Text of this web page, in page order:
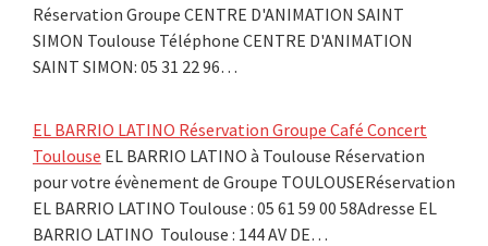
Réservation Groupe CENTRE D'ANIMATION SAINT
SIMON Toulouse Téléphone CENTRE D'ANIMATION
SAINT SIMON: 05 31 22 96…
EL BARRIO LATINO Réservation Groupe Café Concert
Toulouse EL BARRIO LATINO à Toulouse Réservation
pour votre évènement de Groupe TOULOUSERéservation
EL BARRIO LATINO Toulouse : 05 61 59 00 58Adresse EL
BARRIO LATINO Toulouse : 144 AV DE…